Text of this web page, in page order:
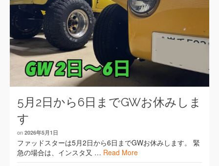
5月2日から6日までGWお休みしま
す
on 2026年5月1日
ファッドスターは5月2日から6日までGWお休みします。 緊
急の場合は、インスタ又 … Read More